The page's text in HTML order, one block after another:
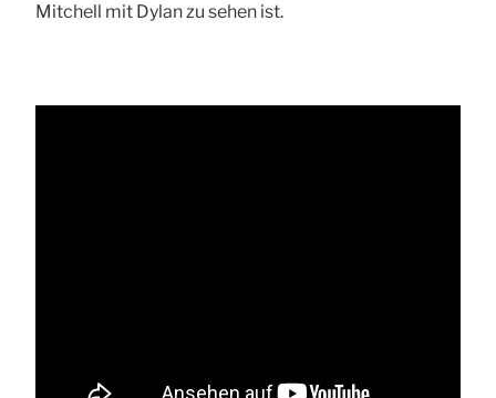
Mitchell mit Dylan zu sehen ist.